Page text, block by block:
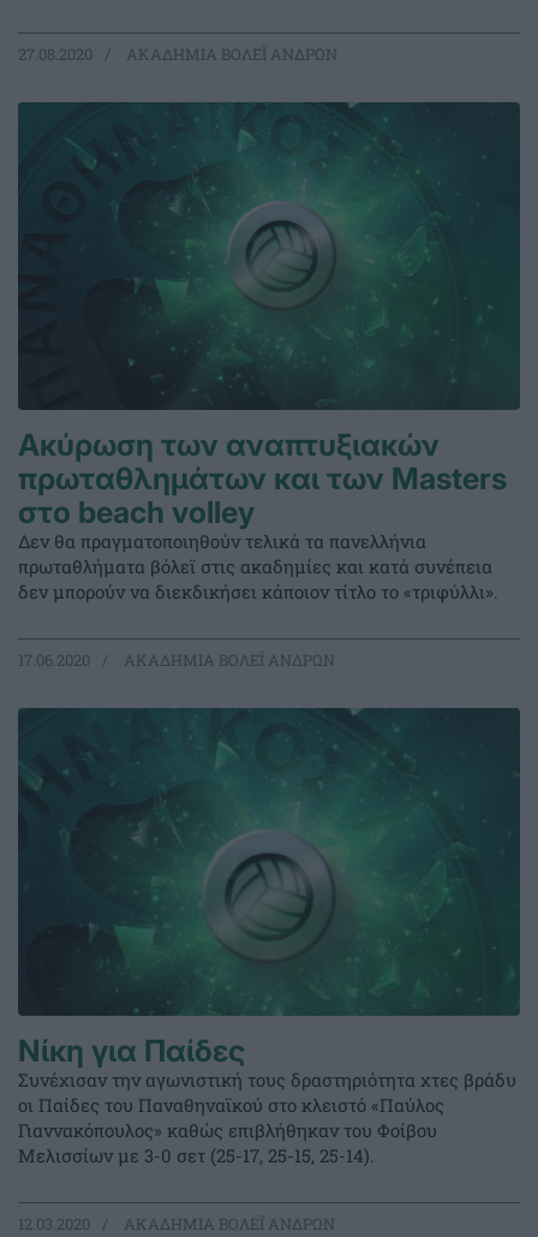
27.08.2020 ΑΚΑΔΗΜΙΑ ΒΟΛΕΪ ΑΝΔΡΩΝ
Ακύρωση των αναπτυξιακών
πρωταθλημάτων και των Masters
στο beach volley
Δεν θα πραγματοποιηθούν τελικά τα πανελλήνια
πρωταθλήματα βόλεϊ στις ακαδημίες και κατά συνέπεια
δεν μπορούν να διεκδικήσει κάποιον τίτλο το «τριφύλλι».
17.06.2020 ΑΚΑΔΗΜΙΑ ΒΟΛΕΪ ΑΝΔΡΩΝ
Νίκη για Παίδες
Συνέχισαν την αγωνιστική τους δραστηριότητα χτες βράδυ
οι Παίδες του Παναθηναϊκού στο κλειστό «Παύλος
Γιαννακόπουλος» καθώς επιβλήθηκαν του Φοίβου
Μελισσίων με 3-0 σετ (25-17, 25-15, 25-14).
12.03.2020 ΑΚΑΔΗΜΙΑ ΒΟΛΕΪ ΑΝΔΡΩΝ